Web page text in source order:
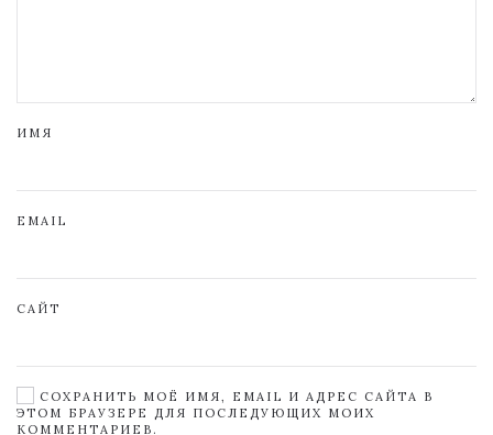
ИМЯ
EMAIL
САЙТ
СОХРАНИТЬ МОЁ ИМЯ, EMAIL И АДРЕС САЙТА В
ЭТОМ БРАУЗЕРЕ ДЛЯ ПОСЛЕДУЮЩИХ МОИХ
КОММЕНТАРИЕВ.